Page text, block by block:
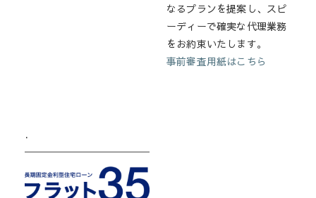
なるプランを提案し、スピ
ーディーで確実な代理業務
をお約束いたします。
事前審査用紙はこちら
.